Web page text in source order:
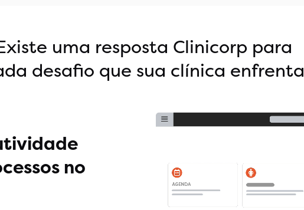
uma resposta Clinicorp para
desafio que sua clínica enfrenta
no